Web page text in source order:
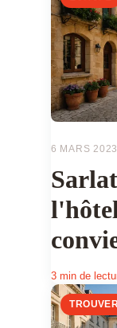
6 MARS 2023
3 min de